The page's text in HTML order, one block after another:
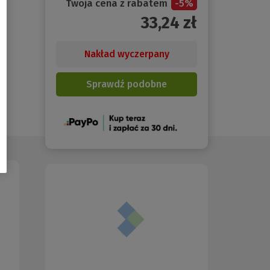
Twoja cena z rabatem -5%
33,24 zł
Nakład wyczerpany
Sprawdź podobne
(Nowe